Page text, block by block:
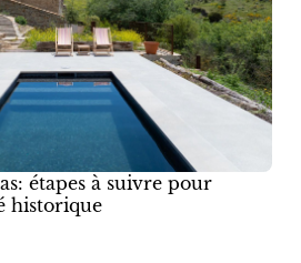
étapes à suivre pour
historique